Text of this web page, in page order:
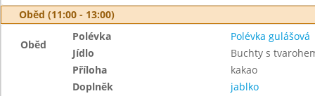
Oběd (11:00 - 13:00)
Oběd
Polévka
Polévka gulášová
Jídlo
Buchty s
Příloha
kakao
Doplněk
jablko